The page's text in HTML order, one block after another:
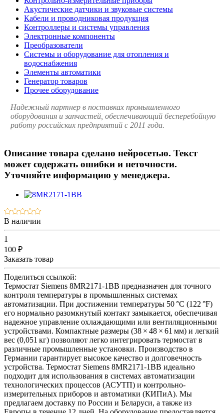
Акустические датчики и звуковые системы
Кабели и проводниковая продукция
Контроллеры и системы управления
Электронные компоненты
Преобразователи
Системы и оборудование для отопления и
водоснабжения
Элементы автоматики
Генератор товаров
Прочее оборудование
Надежный партнер в поставках промышленного
оборудования и запчастей, обеспечивающий бесперебойную
работу российских предприятий с 2011 года.
Описание товара сделано нейросетью. Текст
может содержать ошибки и неточности.
Уточняйте информацию у менеджера.
В наличии
1
100 ₽
Заказать товар
Поделиться ссылкой:
Термостат Siemens 8MR2171-1BB предназначен для точного
контроля температуры в промышленных системах
автоматизации. При достижении температуры 50 °C (122 °F)
его нормально разомкнутый контакт замыкается, обеспечивая
надежное управление охлаждающими или вентиляционными
устройствами. Компактные размеры (38 × 48 × 61 мм) и легкий
вес (0,051 кг) позволяют легко интегрировать термостат в
различные промышленные установки. Производство в
Германии гарантирует высокое качество и долговечность
устройства. Термостат Siemens 8MR2171-1BB идеально
подходит для использования в системах автоматизации
технологических процессов (АСУТП) и контрольно-
измерительных приборов и автоматики (КИПиА). Мы
предлагаем доставку по России и Беларуси, а также из